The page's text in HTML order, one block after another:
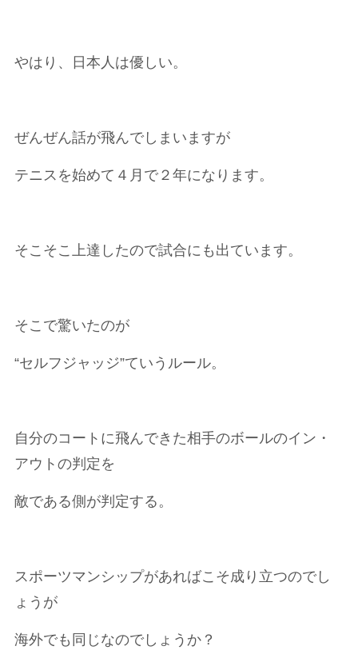
やはり、日本人は優しい。
ぜんぜん話が飛んでしまいますが
テニスを始めて４月で２年になります。
そこそこ上達したので試合にも出ています。
そこで驚いたのが
“セルフジャッジ”ていうルール。
自分のコートに飛んできた相手のボールのイン・
アウトの判定を
敵である側が判定する。
スポーツマンシップがあればこそ成り立つのでし
ょうが
海外でも同じなのでしょうか？